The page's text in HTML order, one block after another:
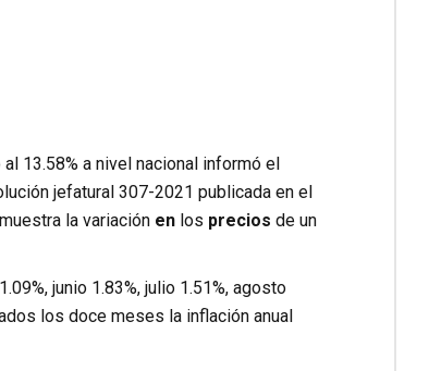
13.58% a nivel nacional informó el
jefatural 307-2021 publicada en el
la variación enlos precios de un
junio 1.83%, julio 1.51%, agosto
los doce meses la inflación anual